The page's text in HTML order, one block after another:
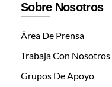
Sobre Nosotros
Área De Prensa
Trabaja Con Nosotros
Grupos De Apoyo